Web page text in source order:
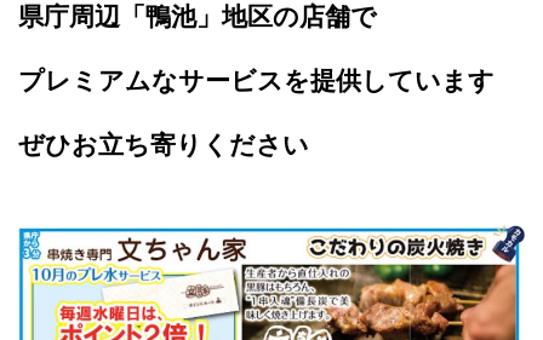
県庁周辺「鴨池」地区の店舗で
プレミアムなサービスを提供しています
ぜひお立ち寄りください